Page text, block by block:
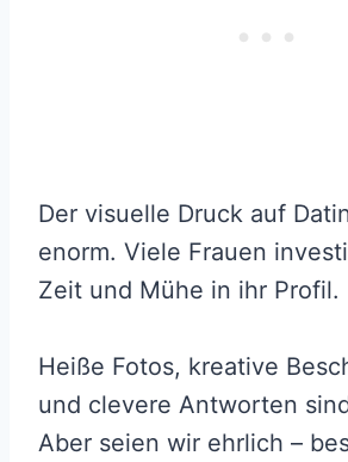
Der visuelle Druck auf
enorm. Viele Frauen
Zeit und Mühe in ihr Profil.
Heiße Fotos, kreative
und clevere Antworten
Aber seien wir ehrlich –